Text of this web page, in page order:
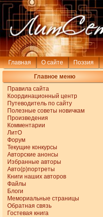
Главная О сайте Поэзия
Главное меню
Правила сайта
Координационный центр
Путеводитель по сайту
Полезные советы новичкам
Произведения
Комментарии
ЛитО
Форум
Текущие конкурсы
Авторские анонсы
Избранные авторы
Авто(р)портреты
Книги наших авторов
Файлы
Блоги
Мемориальные страницы
Обратная связь
Гостевая книга